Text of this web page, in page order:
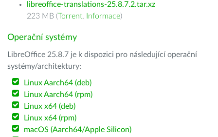
libreoffice-translations-25.8.7.2.tar.xz
223 MB (Torrent, Informace)
Operační systémy
LibreOffice 25.8.7 je k dispozici pro následující operační
systémy/architektury:
Linux Aarch64 (deb)
Linux Aarch64 (rpm)
Linux x64 (deb)
Linux x64 (rpm)
macOS (Aarch64/Apple Silicon)